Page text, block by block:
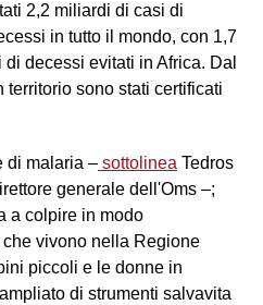
2,2 miliardi di casi di
in tutto il mondo, con 1,7
decessi evitati in Africa. Dal
territorio sono stati certificati
di malaria – sottolinea Tedros
generale dell'Oms –;
a colpire in modo
vivono nella Regione
piccoli e le donne in
di strumenti salvavita